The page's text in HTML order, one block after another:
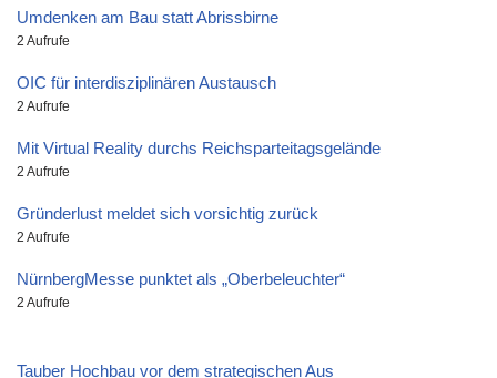
Umdenken am Bau statt Abrissbirne
2 Aufrufe
OIC für interdisziplinären Austausch
2 Aufrufe
Mit Virtual Reality durchs Reichsparteitagsgelände
2 Aufrufe
Gründerlust meldet sich vorsichtig zurück
2 Aufrufe
NürnbergMesse punktet als „Oberbeleuchter“
2 Aufrufe
Tauber Hochbau vor dem strategischen Aus